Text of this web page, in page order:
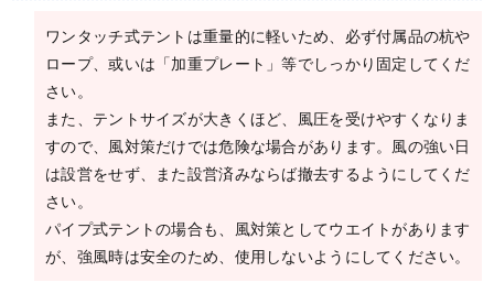
ワンタッチ式テントは重量的に軽いため、必ず付属品の杭や
ロープ、或いは「加重プレート」等でしっかり固定してくだ
さい。
また、テントサイズが大きくほど、風圧を受けやすくなりま
すので、風対策だけでは危険な場合があります。風の強い日
は設営をせず、また設営済みならば撤去するようにしてくだ
さい。
パイプ式テントの場合も、風対策としてウエイトがあります
が、強風時は安全のため、使用しないようにしてください。